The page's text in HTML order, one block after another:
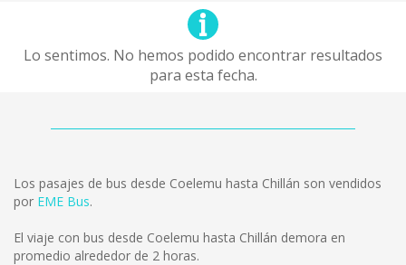
Lo sentimos. No hemos podido encontrar resultados
para esta fecha.
Los pasajes de bus desde Coelemu hasta Chillán son vendidos
por EME Bus.
El viaje con bus desde Coelemu hasta Chillán demora en
promedio alrededor de 2 horas.